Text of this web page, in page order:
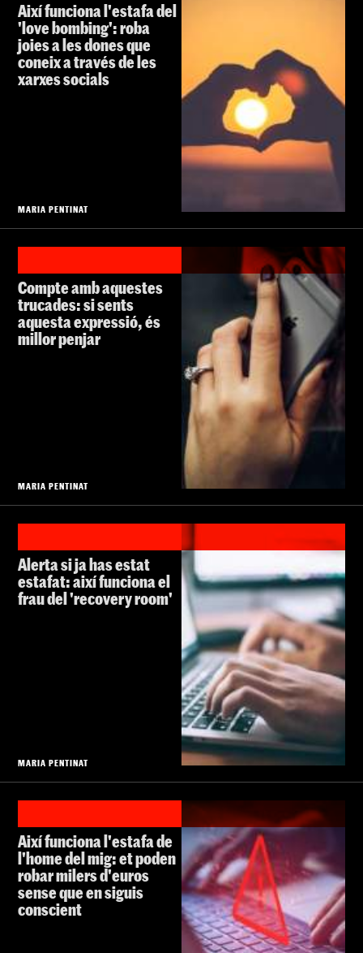
Així funciona l'estafa del
'love bombing': roba
joies a les dones que
coneix a través de les
xarxes socials
MARIA PENTINAT
Compte amb aquestes
trucades: si sents
aquesta expressió, és
millor penjar
MARIA PENTINAT
Alerta si ja has estat
estafat: així funciona el
frau del 'recovery room'
MARIA PENTINAT
Així funciona l'estafa de
l'home del mig: et poden
robar milers d'euros
sense que en siguis
conscient